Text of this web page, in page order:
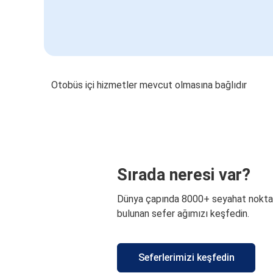
Otobüs içi hizmetler mevcut olmasına bağlıdır
Sırada neresi var?
Dünya çapında 8000+ seyahat
bulunan sefer ağımızı keşfedin.
Seferlerimizi keşfedin